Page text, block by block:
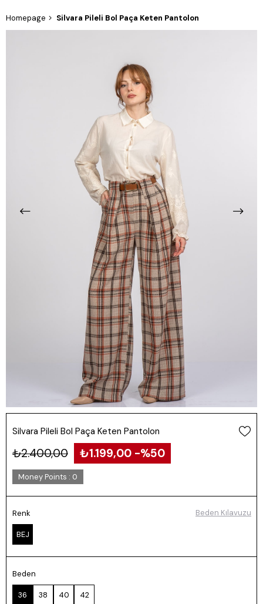
Homepage Silvara Pileli Bol Paça Keten Pantolon
Silvara Pileli Bol Paça Keten Pantolon
₺2.400,00 ₺1.199,00 50
Money Points : 0
Renk
BEJ
Beden
36 38 40 42
Beden Kılavuzu